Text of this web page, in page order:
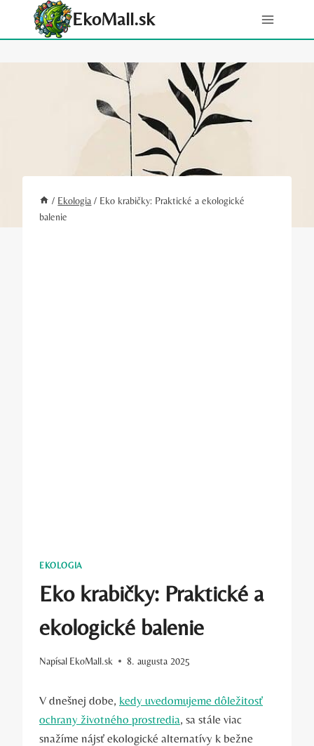
EkoMall.sk
/ Ekologia / Eko krabičky: Praktické a ekologické
balenie
EKOLOGIA
Eko krabičky: Praktické a
ekologické balenie
Napísal EkoMall.sk 8. augusta 2025
V dnešnej dobe, kedy uvedomujeme dôležitosť
ochrany životného prostredia, sa stále viac
snažíme nájsť ekologické alternatívy k bežne